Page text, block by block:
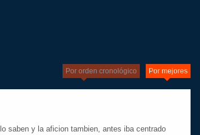
Por mejores
Por orden cronológico
saben y la aficion tambien, antes iba centrado